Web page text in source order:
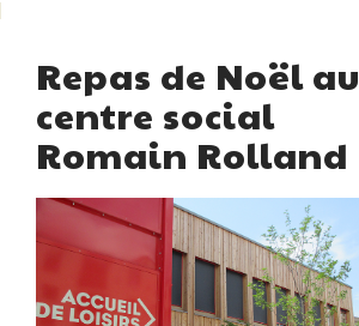
Repas de Noël au
centre social
Romain Rolland